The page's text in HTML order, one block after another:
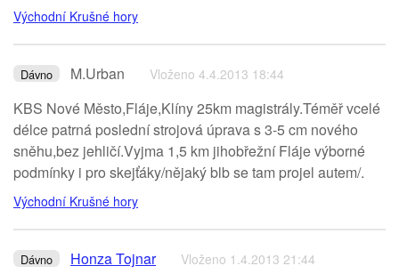
Východní Krušné hory
Dávno M.Urban Vloženo 4.4.2013 18:44
KBS Nové Město,Fláje,Klíny 25km magistrály.Téměř vcelé
délce patrná poslední strojová úprava s 3-5 cm nového
sněhu,bez jehličí.Vyjma 1,5 km jihobřežní Fláje výborné
podmínky i pro skejťáky/nějaký blb se tam projel autem/.
Východní Krušné hory
Dávno Honza Tojnar Vloženo 1.4.2013 21:44